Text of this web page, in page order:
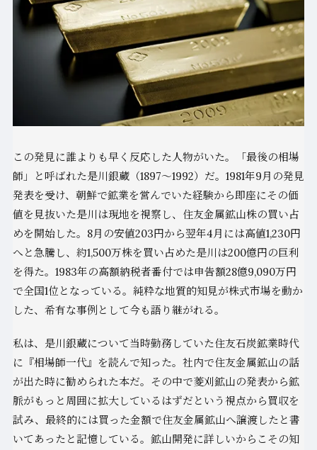
この発見に誰よりも早く反応した人物がいた。「最後の相場
師」と呼ばれた是川銀蔵（1897〜1992）だ。1981年9月の発見
発表を受け、朝鮮で鉱業を営んでいた経験から即座にその価
値を見抜いた是川は現地を視察し、住友金属鉱山株の買い占
めを開始した。8月の安値203円から翌年4月には高値1,230円
へと急騰し、約1,500万株を買い占めた是川は200億円の巨利
を得た。1983年の高額納税者番付では申告額28億9,090万円
で全国1位となっている。純粋な地質的知見が株式市場を動か
した、希有な事例として今も語り継がれる。
私は、是川銀蔵について当時勤務していた住友石炭鉱業時代
に『相場師一代』を読んで知った。社内で住友金属鉱山の話
が出た時に勧められた本だ。その中で菱刈鉱山の発表から鉱
脈がもっと周囲に拡大しているはずだという視点から買収を
試み、最終的には買った金額で住友金属鉱山へ譲渡したと書
いてあったと記憶している。鉱山開発に詳しいからこその知